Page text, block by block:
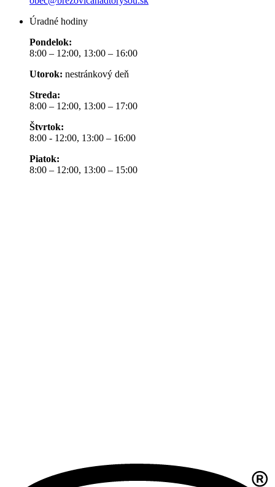
Úradné hodiny
Pondelok:
8:00 – 12:00, 13:00 – 16:00
Utorok: nestránkový deň
Streda:
8:00 – 12:00, 13:00 – 17:00
Štvrtok:
8:00 - 12:00, 13:00 – 16:00
Piatok:
8:00 – 12:00, 13:00 – 15:00